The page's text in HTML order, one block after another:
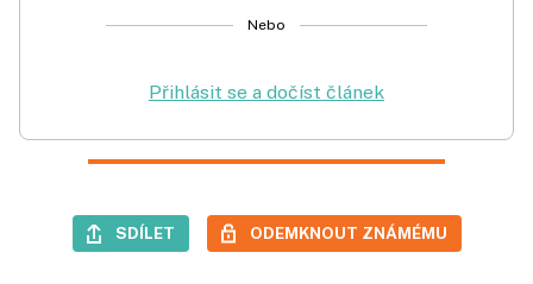
Nebo
Přihlásit se a dočíst článek
SDÍLET ODEMKNOUT ZNÁMÉMU